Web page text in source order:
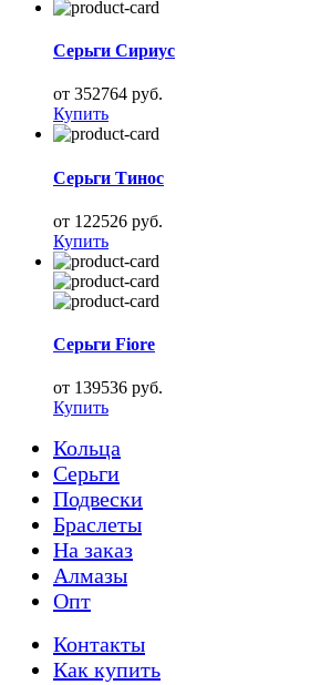
Серьги Сириус
от 352764 руб.
Купить
Серьги Тинос
от 122526 руб.
Купить
Серьги Fiore
от 139536 руб.
Купить
Кольца
Серьги
Подвески
Браслеты
На заказ
Алмазы
Опт
Контакты
Как купить